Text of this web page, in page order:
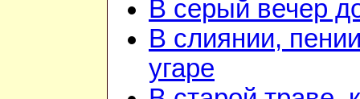
В серый вечер
В слиянии,
угаре